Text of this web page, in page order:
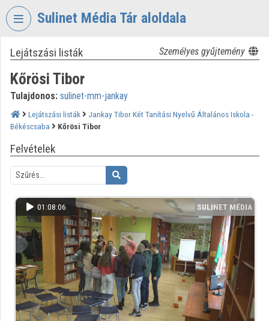
Fejléc kihagyása
Sulinet Média Tár aloldala
VIDEOTORIUM
SULINET
MÉDIA
TÁR
Bejelentkezés
Kategóriák
Intézményi listák
Intézmények
Közreműködők
Lejátszási listák Személyes gyűjtemény
Kőrösi Tibor
Tulajdonos: sulinet-mm-jankay
Lejátszási listák
Jankay Tibor Két Tanítási Nyelvű Általános Iskola -
Békéscsaba
Kőrösi Tibor
Felvételek
01:08:06
SULINET MÉDIA
TÁR